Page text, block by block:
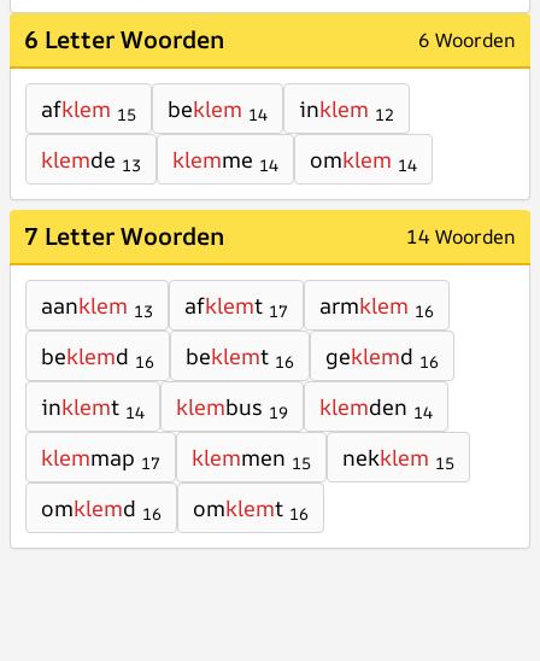
6 Letter Woorden 6 Woorden
afklem 15 beklem 14 inklem 12
klemde 13 klemme 14 omklem 14
7 Letter Woorden 14 Woorden
aanklem 13 afklemt 17 armklem 16
beklemd 16 beklemt 16 geklemd 16
inklemt 14 klembus 19 klemden 14
klemmap 17 klemmen 15 nekklem 15
omklemd 16 omklemt 16